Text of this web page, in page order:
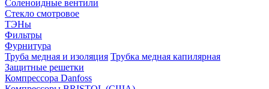
Соленоидные вентили
Стекло смотровое
ТЭНы
Фильтры
Фурнитура
Труба медная и изоляция Трубка медная капилярная
Защитные решетки
Компрессора Danfoss